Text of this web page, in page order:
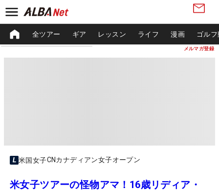
メルマガ登録
全ツアー ギア レッスン ライフ 漫画 ゴル
米国女子CNカナディアン女子オープン
米女子ツアーの怪物アマ！16歳リディア・